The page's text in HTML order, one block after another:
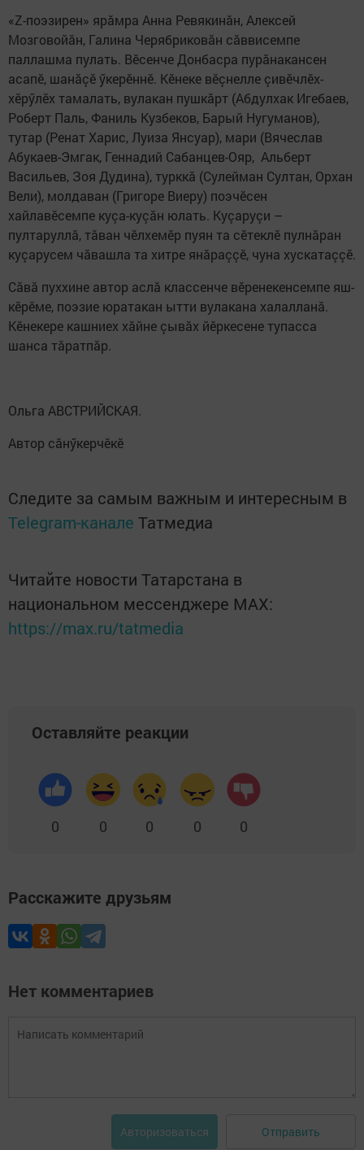
«Z-поэзирен» ярăмра Анна Ревякинăн, Алексей
Мозговойăн, Галина Черябриковăн сăввисемпе
паллашма пулать. Вӗсенче Донбасра пурăнакансен
асапӗ, шанăçӗ ӳкерӗннӗ. Кӗнеке вӗçнелле çивӗчлӗх-
хӗрӳлӗх тамалать, вулакан пушкăрт (Абдулхак Игебаев,
Роберт Паль, Фаниль Кузбеков, Барый Нугуманов),
тутар (Ренат Харис, Луиза Янсуар), мари (Вячеслав
Абукаев-Эмгак, Геннадий Сабанцев-Ояр, Альберт
Васильев, Зоя Дудина), турккă (Сулейман Султан, Орхан
Вели), молдаван (Григоре Виеру) поэчӗсен
хайлавӗсемпе куçа-куçăн юлать. Куçаруçи –
пултаруллă, тăван чӗлхемӗр пуян та сӗтеклӗ пулнăран
куçарусем чăвашла та хитре янăраççӗ, чуна хускатаççӗ.
Сăвă пуххине автор аслă классенче вӗренекенсемпе яш-
кӗрӗме, поэзие юратакан ытти вулакана халалланă.
Кӗнекере кашниех хăйне çывăх йӗркесене тупасса
шанса тăратпăр.
Ольга АВСТРИЙСКАЯ.
Автор сăнӳкерчӗкӗ
Следите за самым важным и интересным в
Telegram-канале Татмедиа
Читайте новости Татарстана в
национальном мессенджере MАХ:
https://max.ru/tatmedia
Оставляйте реакции
0 0 0 0 0
Расскажите друзьям
Нет комментариев
Авторизоваться Отправить